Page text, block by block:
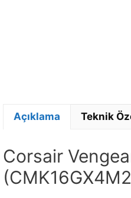
Açıklama Teknik
Corsair